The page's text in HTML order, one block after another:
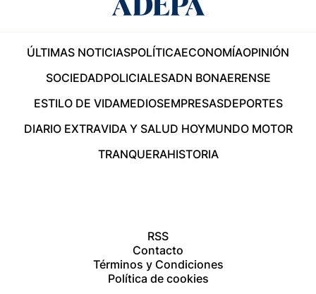
ÚLTIMAS NOTICIASPOLÍTICAECONOMÍAOPINIÓN
SOCIEDADPOLICIALESADN BONAERENSE
ESTILO DE VIDAMEDIOSEMPRESASDEPORTES
DIARIO EXTRAVIDA Y SALUD HOYMUNDO MOTOR
TRANQUERAHISTORIA
RSS
Contacto
Términos y Condiciones
Política de cookies